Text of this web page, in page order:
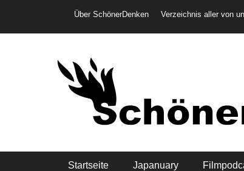
Header-Menü
Über SchönerDenken Verzeichnis aller von
Hauptmenü
Startseite Japanuary